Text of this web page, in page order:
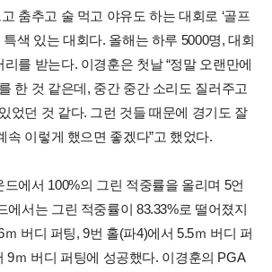
춤추고 술 먹고 야유도 하는 대회로 ‘골프
특색 있는 대회다. 올해는 하루 5000명, 대회
를 받는다. 이경훈은 첫날 “정말 오랜만에
한 것 같은데, 중간 중간 소리도 질러주고
었던 것 같다. 그런 것들 때문에 경기도 잘
속 이렇게 했으면 좋겠다”고 했었다.
에서 100%의 그린 적중률을 올리며 5언
에서는 그린 적중률이 83.33%로 떨어졌지
버디 퍼팅, 9번 홀(파4)에서 5.5ｍ 버디 퍼
9ｍ 버디 퍼팅에 성공했다. 이경훈의 PGA